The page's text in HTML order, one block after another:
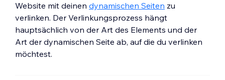
Website mit deinen dynamischen Seiten zu
verlinken. Der Verlinkungsprozess hängt
hauptsächlich von der Art des Elements und der
Art der dynamischen Seite ab, auf die du verlinken
möchtest.